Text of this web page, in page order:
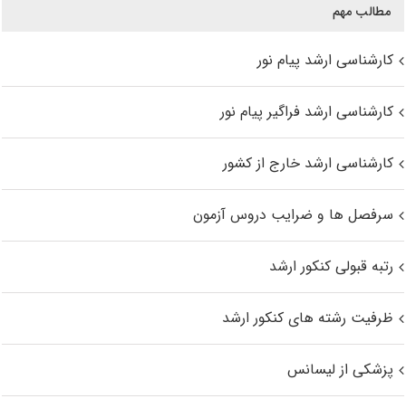
مطالب مهم
کارشناسی ارشد پیام نور
کارشناسی ارشد فراگیر پیام نور
کارشناسی ارشد خارج از کشور
سرفصل ها و ضرایب دروس آزمون
رتبه قبولی کنکور ارشد
ظرفیت رشته های کنکور ارشد
پزشکی از لیسانس